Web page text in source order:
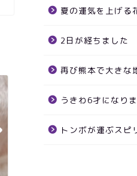
夏の運気を上げる
2日が経ちました
再び熊本で大きな
うきわ6才になり
トンボが運ぶスピ